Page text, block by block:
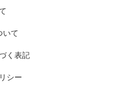
いて
く表記
シー